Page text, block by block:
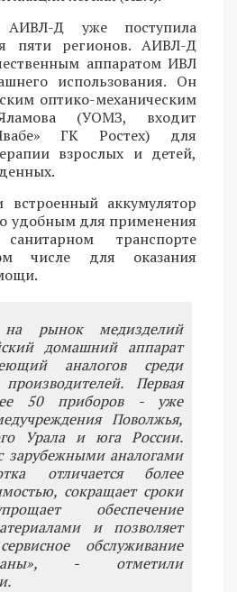
АИВЛ-Д уже поступила
пяти регионов. АИВЛ-Д
аппаратом ИВЛ
использования. Он
оптико-механическим
(УОМЗ, входит
ГК Ростех) для
взрослых и детей,
аккумулятор
удобным для применения
транспорте
для оказания
рынок медизделий
домашний аппарат
аналогов среди
производителей. Первая
50 приборов - уже
Поволжья,
Урала и юга России.
зарубежными аналогами
отличается более
сокращает сроки
обеспечение
и позволяет
обслуживание
- отметили